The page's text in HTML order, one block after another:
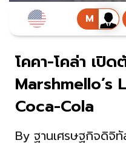
โคคา-โคล่า เปิ
Marshmello’s
Coca-Cola
By ฐานเศรษฐกิจดิจิทั